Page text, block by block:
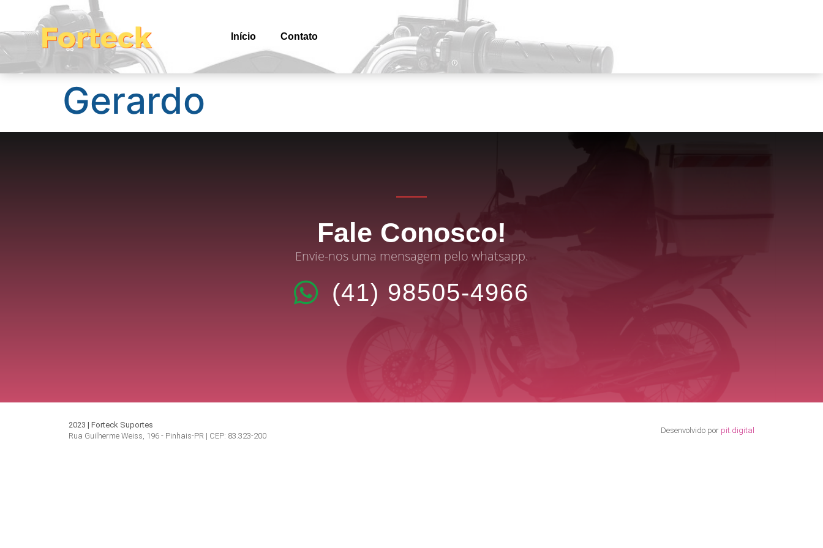
Início Contato
Gerardo
Fale Conosco!
Envie-nos uma mensagem pelo whatsapp.
(41) 98505-4966
2023 | Forteck Suportes
Rua Guilherme Weiss, 196 - Pinhais-PR | CEP: 83.323-200
Desenvolvido por pit.digital